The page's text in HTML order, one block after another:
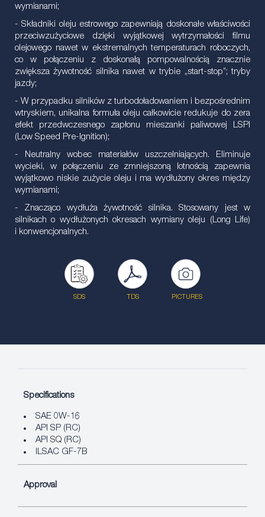
wymianami;
- Składniki oleju estrowego zapewniają doskonałe właściwości
przeciwzużyciowe dzięki wyjątkowej wytrzymałości filmu
olejowego nawet w ekstremalnych temperaturach roboczych,
co w połączeniu z doskonałą pompowalnością znacznie
zwiększa żywotność silnika nawet w trybie „start-stop”; tryby
jazdy;
- W przypadku silników z turbodoładowaniem i bezpośrednim
wtryskiem, unikalna formuła oleju całkowicie redukuje do zera
efekt przedwczesnego zapłonu mieszanki paliwowej LSPI
(Low Speed ​​Pre-Ignition);
- Neutralny wobec materiałów uszczelniających. Eliminuje
wycieki, w połączeniu ze zmniejszoną lotnością zapewnia
wyjątkowo niskie zużycie oleju i ma wydłużony okres między
wymianami;
- Znacząco wydłuża żywotność silnika. Stosowany jest w
silnikach o wydłużonych okresach wymiany oleju (Long Life)
i konwencjonalnych.
SDS TDS PICTURES
Specifications
SAE 0W-16
API SP (RC)
API SQ (RC)
ILSAC GF-7B
Approval